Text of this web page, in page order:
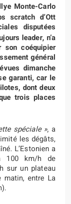
Monte-Carlo
scratch d’Ott
disputées
leader, n’a
son coéquipier
général
dimanche
garanti, car le
dont deux
trois places
spéciale », a
les dégâts,
L’Estonien a
100 km/h de
sur un plateau
entre La